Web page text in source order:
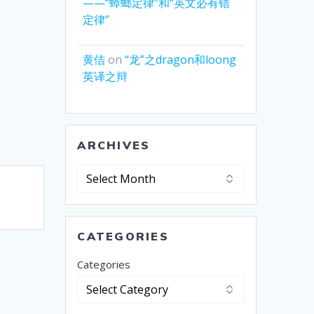
定律”
黄佶on“龙”之dragon和loong
英译之辩
ARCHIVES
Archives
CATEGORIES
Categories